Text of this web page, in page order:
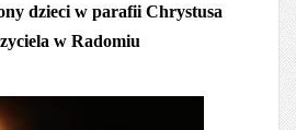
dzieci w parafii Chrystusa
w Radomiu